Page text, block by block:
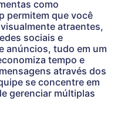
como
permitem que você
atraentes,
sociais e
anúncios, tudo em um
tempo e
através dos
se concentre em
gerenciar múltiplas